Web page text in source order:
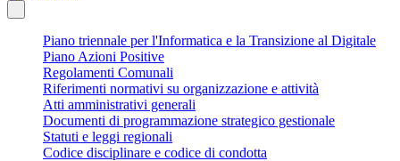
Piano triennale per l'Informatica e la Transizione al Digitale
Piano Azioni Positive
Regolamenti Comunali
Riferimenti normativi su organizzazione e attività
Atti amministrativi generali
Documenti di programmazione strategico gestionale
Statuti e leggi regionali
Codice disciplinare e codice di condotta